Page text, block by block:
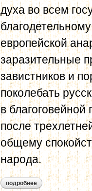
духа во всем
европейской
заразительные
завистников и
поколебать
в
после
общему
народа.
подробнее о нравственно-